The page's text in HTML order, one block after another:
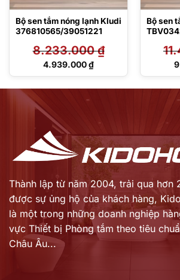
Bộ sen tắm nóng lạnh Kludi
376810565/39051221
8.233.000₫
Giá
4.939.000₫
Giá
Bộ sen
Thành lập từ năm 2004, trải qua hơn
được sự ủng hộ của khách hàng,
là một trong những doanh nghiệp
vực Thiết bị Phòng tắm theo tiêu
Châu Âu...